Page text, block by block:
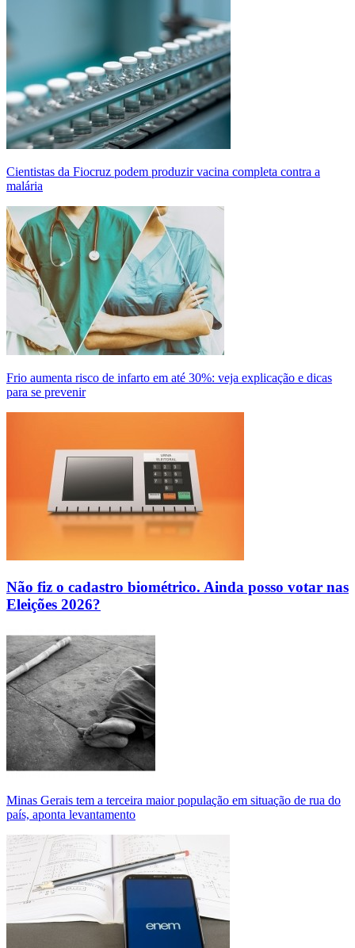
Cientistas da Fiocruz podem produzir vacina completa contra a
malária
Frio aumenta risco de infarto em até 30%: veja explicação e dicas
para se prevenir
Não fiz o cadastro biométrico. Ainda posso votar nas
Eleições 2026?
Minas Gerais tem a terceira maior população em situação de rua do
país, aponta levantamento